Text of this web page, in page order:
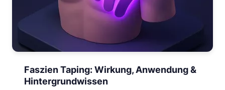
Faszien Taping: Wirkung, Anwendung &
Hintergrundwissen